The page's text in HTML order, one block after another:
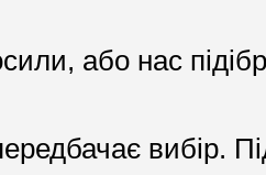
або нас
вибір.